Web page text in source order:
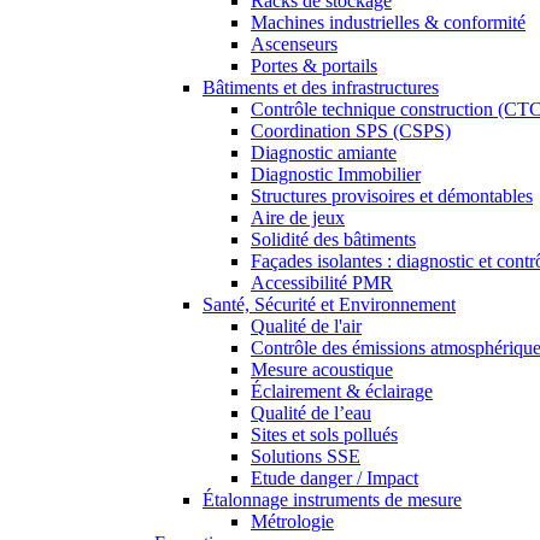
Machines industrielles & conformité
Ascenseurs
Portes & portails
Bâtiments et des infrastructures
Contrôle technique construction
Coordination SPS (CSPS)
Diagnostic amiante
Diagnostic Immobilier
Structures provisoires et démontables
Aire de jeux
Solidité des bâtiments
Façades isolantes : diagnostic et
Accessibilité PMR
Santé, Sécurité et Environnement
Qualité de l'air
Contrôle des émissions
Mesure acoustique
Éclairement & éclairage
Qualité de l’eau
Sites et sols pollués
Solutions SSE
Etude danger / Impact
Étalonnage instruments de mesure
Métrologie